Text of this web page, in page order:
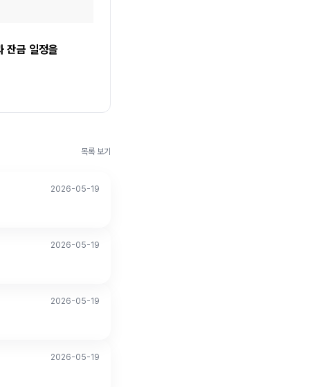
잔금 일정을
목록 보기
2026-05-19
2026-05-19
2026-05-19
2026-05-19